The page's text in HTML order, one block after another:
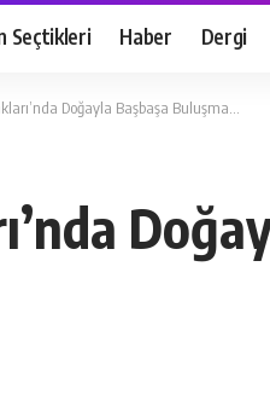
Seçtikleri Haber Dergi
Doğayla Başbaşa Buluşma…